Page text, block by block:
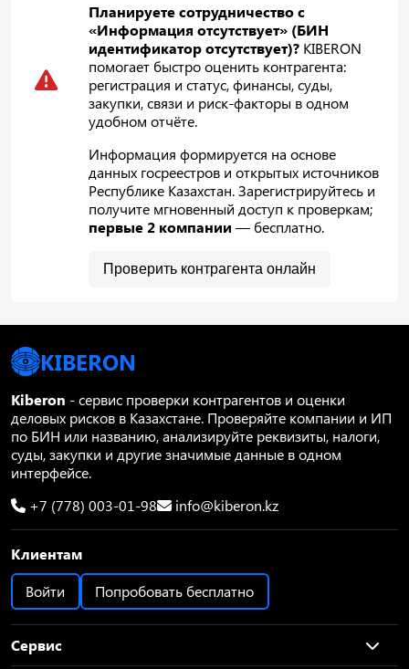
Планируете сотрудничество с
«Информация отсутствует» (БИН
идентификатор отсутствует)? KIBERON
помогает быстро оценить контрагента:
регистрация и статус, финансы, суды,
закупки, связи и риск-факторы в одном
удобном отчёте.
Информация формируется на основе
данных госреестров и открытых источников
Республике Казахстан. Зарегистрируйтесь и
получите мгновенный доступ к проверкам;
первые 2 компании — бесплатно.
Проверить контрагента онлайн
KIBERON
Kiberon - сервис проверки контрагентов и оценки
деловых рисков в Казахстане. Проверяйте компании и ИП
по БИН или названию, анализируйте реквизиты, налоги,
суды, закупки и другие значимые данные в одном
интерфейсе.
+7 (778) 003-01-98
info@kiberon.kz
Клиентам
Войти
Попробовать бесплатно
Сервис